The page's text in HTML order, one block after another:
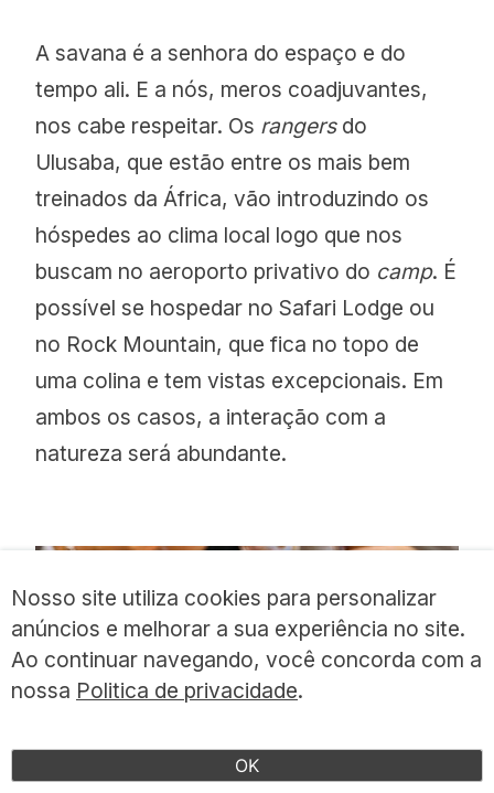
A savana é a senhora do espaço e do
tempo ali. E a nós, meros coadjuvantes,
nos cabe respeitar. Os rangersdo
Ulusaba, que estão entre os mais bem
treinados da África, vão introduzindo os
hóspedes ao clima local logo que nos
buscam no aeroporto privativo do camp. É
possível se hospedar no Safari Lodge ou
no Rock Mountain, que fica no topo de
uma colina e tem vistas excepcionais. Em
ambos os casos, a interação com a
natureza será abundante.
Nosso site utiliza cookies para personalizar
anúncios e melhorar a sua experiência no site.
Ao continuar navegando, você concorda com a
nossa Politica de privacidade.
OK